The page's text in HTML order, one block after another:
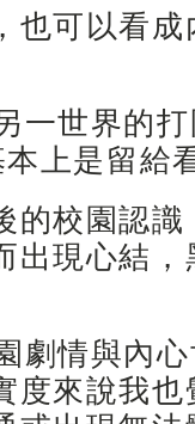
也可以看
一世界的
上是留給
的校園認
出現心結
劇情與內
度來說我